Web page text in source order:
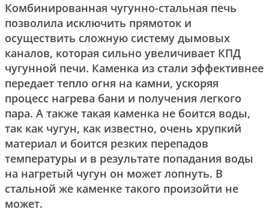
Комбинированная чугунно-стальная печь
позволила исключить прямоток и
осуществить сложную систему дымовых
каналов, которая сильно увеличивает КПД
чугунной печи. Каменка из стали эффективнее
передает тепло огня на камни, ускоряя
процесс нагрева бани и получения легкого
пара. А также такая каменка не боится воды,
так как чугун, как известно, очень хрупкий
материал и боится резких перепадов
температуры и в результате попадания воды
на нагретый чугун он может лопнуть. В
стальной же каменке такого произойти не
может.